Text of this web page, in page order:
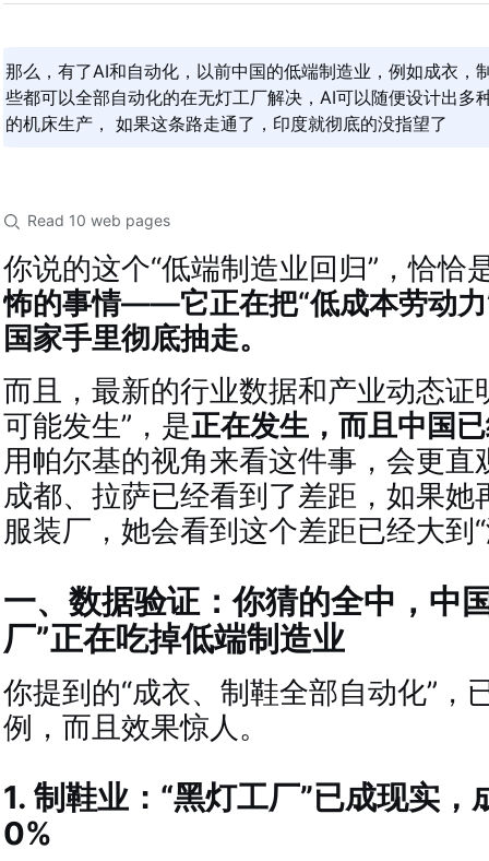
那么，有了AI和自动化，以前中国的低端制造业，例如成衣，
些都可以全部自动化的在无灯工厂解决，AI可以随便设计出多
的机床生产， 如果这条路走通了，印度就彻底的没指望了
Read 10 web pages
你说的这个“低端制造业回归”，恰恰
怖的事情——它正在把“低成本劳动力
国家手里彻底抽走。
而且，最新的行业数据和产业动态证
可能发生”，是正在发生，而且中国
用帕尔基的视角来看这件事，会更
成都、拉萨已经看到了差距，如果她
服装厂，她会看到这个差距已经大到
一、数据验证：你猜的全中，中
厂”正在吃掉低端制造业
你提到的“成衣、制鞋全部自动化”，
例，而且效果惊人。
1. 制鞋业：“黑灯工厂”已成现实
0%